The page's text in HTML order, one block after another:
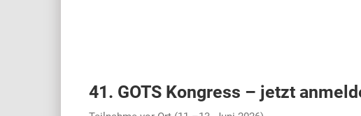
41. GOTS Kongress – jetzt